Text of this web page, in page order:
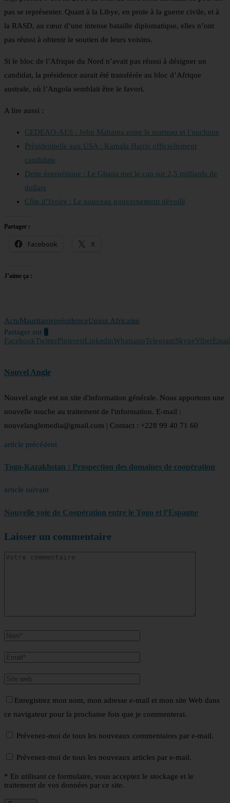
pas se représenter. Quant à la Libye, en proie à la guerre civile, et à
la RASD, au cœur d’une intense bataille diplomatique, elles n’ont
pas réussi à obtenir le soutien de leurs voisins.
Si le bloc de l’Afrique du Nord n’avait pas réussi à désigner un
candidat, la présidence aurait été transférée au bloc d’Afrique
australe, où l’Angola semblait être le favori.
A lire aussi :
CEDEAO-AES : John Mahama entre le marteau et l’enclume
Présidentielle aux USA : Kamala Harris officiellement
candidate
Dette énergétique : Le Ghana met le cap sur 2,5 milliards de
dollars
Côte d’Ivoire : Le nouveau gouvernement dévoilé
Partager :
Facebook X
J’aime ça :
ActuMauritanieprésidenceUnion Africaine
Partager sur 0
FacebookTwitterPinterestLinkedinWhatsappTelegramSkypeViber
Nouvel Angle
Nouvel angle est un site d'information générale. Nous apportons une
nouvelle touche au traitement de l'information. E-mail :
nouvelanglemedia@gmail.com | Contact : +228 99 40 71 60
article précédent
Togo-Kazakhstan : Prospection des domaines de coopération
article suivant
Nouvelle voie de Coopération entre le Togo et l’Espagne
Laisser un commentaire
Enregistrez mon nom, mon adresse e-mail et mon site Web dans
ce navigateur pour la prochaine fois que je commenterai.
Prévenez-moi de tous les nouveaux commentaires par e-mail.
Prévenez-moi de tous les nouveaux articles par e-mail.
* En utilisant ce formulaire, vous acceptez le stockage et le
traitement de vos données par ce site.